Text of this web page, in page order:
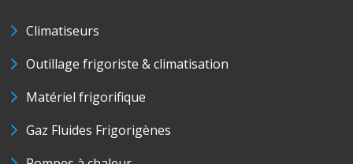
Climatiseurs
Outillage frigoriste & climatisation
Matériel frigorifique
Gaz Fluides Frigorigènes